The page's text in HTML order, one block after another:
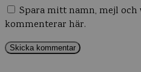
Spara mitt namn, mejl
kommenterar här.